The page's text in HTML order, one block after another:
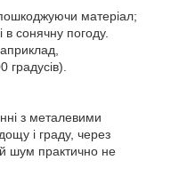
матеріал;
в сонячну погоду.
градусів).
з металевими
і граду, через
шум практично не